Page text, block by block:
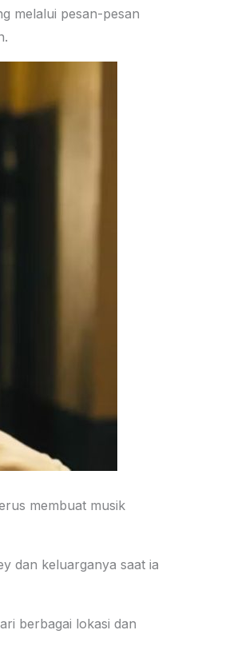
melalui pesan-pesan
membuat musik
dan keluarganya saat ia
berbagai lokasi dan